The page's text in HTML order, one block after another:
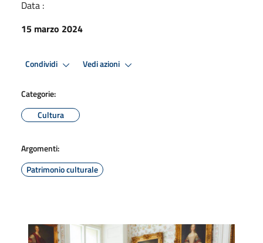
Data :
15 marzo 2024
Condividi Vedi azioni
Categorie:
Cultura
Argomenti:
Patrimonio culturale